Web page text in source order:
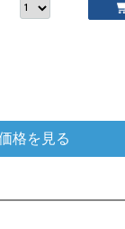
格を見る